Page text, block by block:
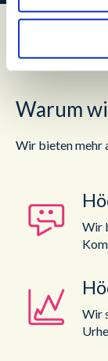
Warum
Wir bieten mehr
Wir
Wir